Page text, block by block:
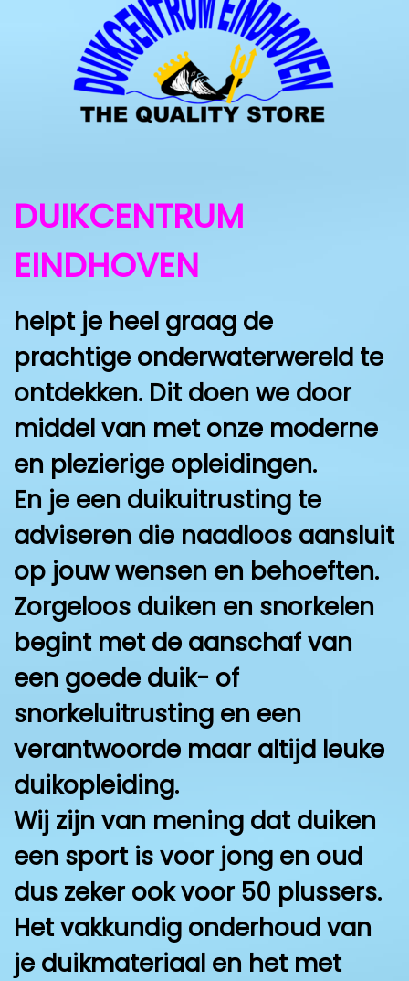
DUIKCENTRUM
EINDHOVEN
helpt je heel graag de
prachtige onderwaterwereld te
ontdekken. Dit doen we door
middel van met onze moderne
en plezierige opleidingen.
En je een duikuitrusting te
adviseren die naadloos aansluit
op jouw wensen en behoeften.
Zorgeloos duiken en snorkelen
begint met de aanschaf van
een goede duik- of
snorkeluitrusting en een
verantwoorde maar altijd leuke
duikopleiding.
Wij zijn van mening dat duiken
een sport is voor jong en oud
dus zeker ook voor 50 plussers.
Het vakkundig onderhoud van
je duikmateriaal en het met